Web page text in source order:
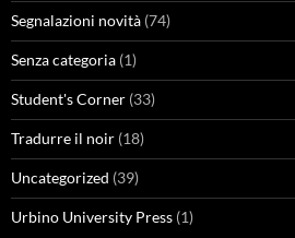
Segnalazioni novità (74)
Senza categoria (1)
Student's Corner (33)
Tradurre il noir (18)
Uncategorized (39)
Urbino University Press (1)